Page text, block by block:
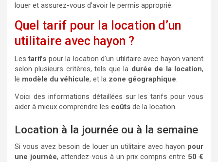
louer et assurez-vous d’avoir le permis approprié.
Quel tarif pour la location d’un
utilitaire avec hayon ?
Lestarifs pour la location d’un utilitaire avec hayon varient
selon plusieurs critères, tels que la durée de la location,
le modèle du véhicule, et la zone géographique
Voici des informations détaillées sur les tarifs pour vous
aider à mieux comprendre les coûts de la location.
Location à la journée ou à la semaine
Si vous avez besoin de louer un utilitaire avec hayon pour
une journée, attendez-vous à un prix compris entre 50 €